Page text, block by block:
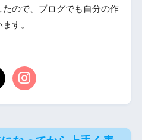
ので、ブログでも自分の作
す。